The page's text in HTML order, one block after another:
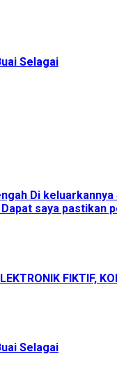
Selagai
Di
saya pastikan
FIKTIF,
Selagai